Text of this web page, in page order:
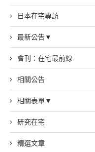
日本在宅專訪
最新公告▼
會刊：在宅最前線
相關公告
相關表單▼
研究在宅
精選文章